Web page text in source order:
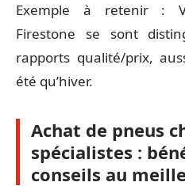
Exemple à retenir :
Firestone se sont
rapports qualité/prix,
été qu’hiver.
Achat de pneus
spécialistes :
conseils au